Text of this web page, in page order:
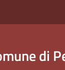
di